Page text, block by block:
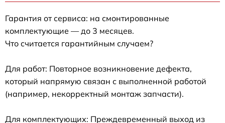
Гарантия от сервиса: на смонтированные
комплектующие — до 3 месяцев.
Что считается гарантийным случаем?
Для работ: Повторное возникновение дефекта,
который напрямую связан с выполненной работой
(например, некорректный монтаж запчасти).
Для комплектующих: Преждевременный выход из